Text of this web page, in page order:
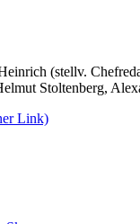
(stellv.
Stoltenberg,
Link)